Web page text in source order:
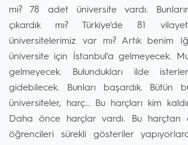
mi? 78 adet üniversite vardı.
çıkardık mı? Türkiye'de 81
üniversitelerimiz var mı? Artık benim
üniversite için İstanbul'a gelmeyecek.
gelmeyecek. Bulundukları ilde
gidebilecek. Bunları başardık. Bütün
üniversiteler, harç... Bu harçları kim
Daha önce harçlar vardı. Bu harçtan
öğrencileri sürekli gösteriler